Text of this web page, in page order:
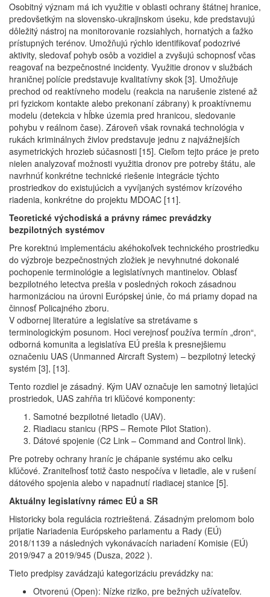
Osobitný význam má ich využitie v oblasti ochrany štátnej hranice,
predovšetkým na slovensko-ukrajinskom úseku, kde predstavujú
dôležitý nástroj na monitorovanie rozsiahlych, hornatých a ťažko
prístupných terénov. Umožňujú rýchlo identifikovať podozrivé
aktivity, sledovať pohyb osôb a vozidiel a zvyšujú schopnosť včas
reagovať na bezpečnostné incidenty. Využitie dronov v službách
hraničnej polície predstavuje kvalitatívny skok [3]. Umožňuje
prechod od reaktívneho modelu (reakcia na narušenie zistené až
pri fyzickom kontakte alebo prekonaní zábrany) k proaktívnemu
modelu (detekcia v hĺbke územia pred hranicou, sledovanie
pohybu v reálnom čase). Zároveň však rovnaká technológia v
rukách kriminálnych živlov predstavuje jednu z najvážnejších
asymetrických hrozieb súčasnosti [15]. Cieľom tejto práce je preto
nielen analyzovať možnosti využitia dronov pre potreby štátu, ale
navrhnúť konkrétne technické riešenie integrácie týchto
prostriedkov do existujúcich a vyvíjaných systémov krízového
riadenia, konkrétne do projektu MDOAC [11].
Teoretické východiská a právny rámec prevádzky
bezpilotných systémov
Pre korektnú implementáciu akéhokoľvek technického prostriedku
do výzbroje bezpečnostných zložiek je nevyhnutné dokonalé
pochopenie terminológie a legislatívnych mantinelov. Oblasť
bezpilotného letectva prešla v posledných rokoch zásadnou
harmonizáciou na úrovni Európskej únie, čo má priamy dopad na
činnosť Policajného zboru.
V odbornej literatúre a legislatíve sa stretávame s
terminologickým posunom. Hoci verejnosť používa termín „dron“,
odborná komunita a legislatíva EÚ prešla k presnejšiemu
označeniu UAS (Unmanned Aircraft System) – bezpilotný letecký
systém [3], [13].
Tento rozdiel je zásadný. Kým UAV označuje len samotný lietajúci
prostriedok, UAS zahŕňa tri kľúčové komponenty:
Samotné bezpilotné lietadlo (UAV).
Riadiacu stanicu (RPS – Remote Pilot Station).
Dátové spojenie (C2 Link – Command and Control link).
Pre potreby ochrany hraníc je chápanie systému ako celku
kľúčové. Zraniteľnosť totiž často nespočíva v lietadle, ale v rušení
dátového spojenia alebo v napadnutí riadiacej stanice [5].
Aktuálny legislatívny rámec EÚ a SR
Historicky bola regulácia roztrieštená. Zásadným prelomom bolo
prijatie Nariadenia Európskeho parlamentu a Rady (EÚ)
2018/1139 a následných vykonávacích nariadení Komisie (EÚ)
2019/947 a 2019/945 (Dusza, 2022 ).
Tieto predpisy zavádzajú kategorizáciu prevádzky na:
Otvorenú (Open): Nízke riziko, pre bežných užívateľov.